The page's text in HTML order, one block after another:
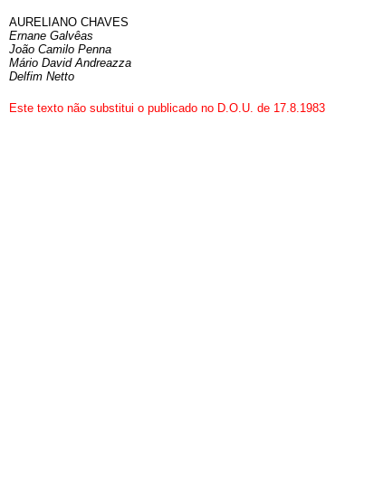
AURELIANO CHAVES
Ernane Galvêas
João Camilo Penna
Mário David Andreazza
Delfim Netto
Este texto não substitui o publicado no D.O.U. de 17.8.1983